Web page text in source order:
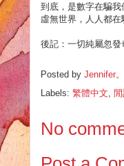
到底，是數字在騙
虛無世界，人人都在
後記：一切純屬忽發
Posted by Jennifer
Labels: 繁體中文
No